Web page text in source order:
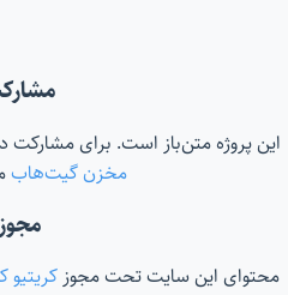
این پروژه متن‌باز است. برای مشارکت
مخزن گیت‌هاب
مجوز
محتوای این سایت تحت مجوز